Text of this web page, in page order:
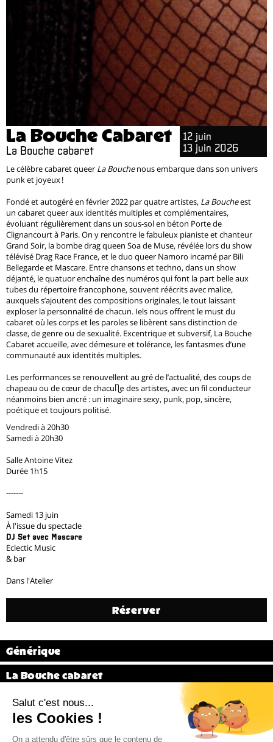
La Bouche Cabaret
La Bouche cabaret
12 juin
13 juin 2026
Le célèbre cabaret queer La Bouchenous embarque dans son univers
punk et joyeux !
Fondé et autogéré en février 2022 par quatre artistes, La Boucheest
un cabaret queer aux identités multiples et complémentaires,
évoluant régulièrement dans un sous-sol en béton Porte de
Clignancourt à Paris. On y rencontre le fabuleux pianiste et chanteur
Grand Soir, la bombe drag queen Soa de Muse, révélée lors du show
télévisé Drag Race France, et le duo queer Namoro incarné par Bili
Bellegarde et Mascare. Entre chansons et techno, dans un show
déjanté, le quatuor enchaîne des numéros qui font la part belle aux
tubes du répertoire francophone, souvent réécrits avec malice,
auxquels s’ajoutent des compositions originales, le tout laissant
exploser la personnalité de chacun. Iels nous offrent le must du
cabaret où les corps et les paroles se libèrent sans distinction de
classe, de genre ou de sexualité. Excentrique et subversif, La Bouche
Cabaret accueille, avec démesure et tolérance, les fantasmes d’une
communauté aux identités multiples.
Les performances se renouvellent au gré de l’actualité, des coups de
chapeau ou de cœur de chacun·e des artistes, avec un fil conducteur
néanmoins bien ancré : un imaginaire sexy, punk, pop, sincère,
poétique et toujours politisé.
Vendredi à 20h30
Samedi à 20h30
Salle Antoine Vitez
Durée 1h15
-------
Samedi 13 juin
À l'issue du spectacle
DJ Set avec Mascare
Eclectic Music
& bar
Dans l'Atelier
Réserver
Générique
La Bouche cabaret
Vidéo
Précédent
Billetterie 02 38 81 01 00 (du mardi au vendredi de 14h à 18h)